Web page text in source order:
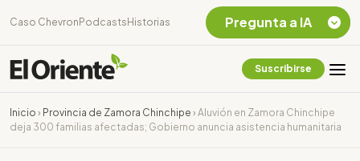
Caso Chevron Podcasts Historias
Suscribirse
Inicio › Provincia de Zamora Chinchipe › Aluvión en Zamora Chinchipe
deja 300 familias afectadas; Gobierno anuncia asistencia humanitaria
Pregunta a IA
Chevron Ecuador